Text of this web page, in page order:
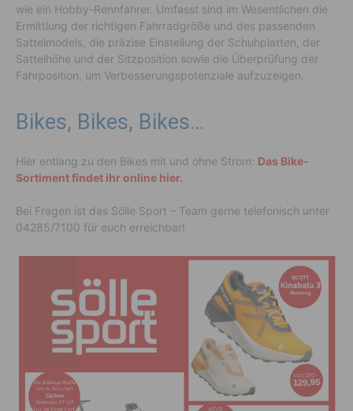
wie ein Hobby-Rennfahrer. Umfasst sind im Wesentlichen die
Ermittlung der richtigen Fahrradgröße und des passenden
Sattelmodels, die präzise Einstellung der Schuhplatten, der
Sattelhöhe und der Sitzposition sowie die Überprüfung der
Fahrposition, um Verbesserungspotenziale aufzuzeigen.
Bikes, Bikes, Bikes…
Hier entlang zu den Bikes mit und ohne Strom: Das Bike-
Sortiment findet ihr online hier.
Bei Fragen ist das Sölle Sport – Team gerne telefonisch unter
04285/7100 für euch erreichbar!